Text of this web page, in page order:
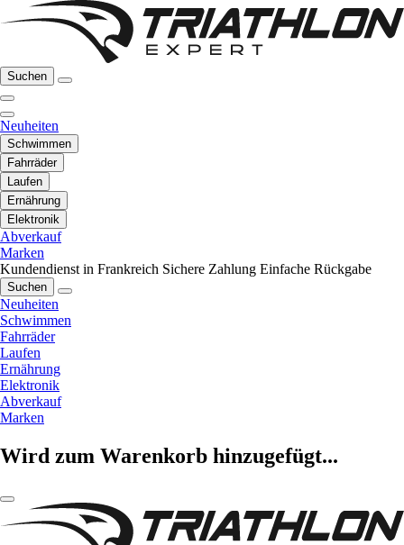
Suchen
Neuheiten
Schwimmen
Fahrräder
Laufen
Ernährung
Elektronik
Abverkauf
Marken
Kundendienst in Frankreich Sichere Zahlung Einfache Rückgabe
Suchen
Neuheiten
Schwimmen
Fahrräder
Laufen
Ernährung
Elektronik
Abverkauf
Marken
Wird zum Warenkorb hinzugefügt...